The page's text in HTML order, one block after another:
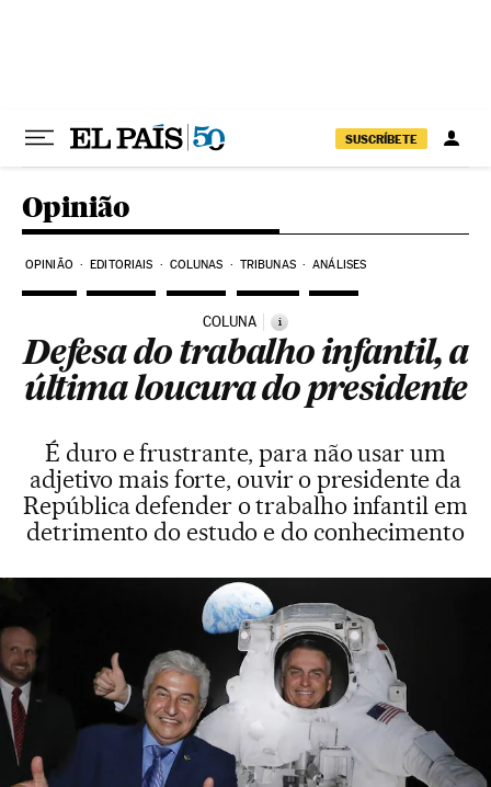
SUSCRÍBETE
Opinião
OPINIÃO EDITORIAIS COLUNAS TRIBUNAS ANÁLISES
COLUNA i
Defesa do trabalho infantil, a
última loucura do presidente
É duro e frustrante, para não usar um
adjetivo mais forte, ouvir o presidente da
República defender o trabalho infantil em
detrimento do estudo e do conhecimento